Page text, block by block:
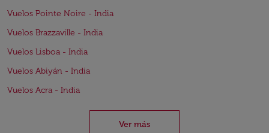
Vuelos Pointe Noire - India
Vuelos Brazzaville - India
Vuelos Lisboa - India
Vuelos Abiyán - India
Vuelos Acra - India
Ver más